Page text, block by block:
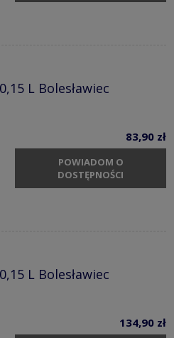
L Bolesławiec
83,90 zł
POWIADOM O
DOSTĘPNOŚCI
L Bolesławiec
134,90 zł